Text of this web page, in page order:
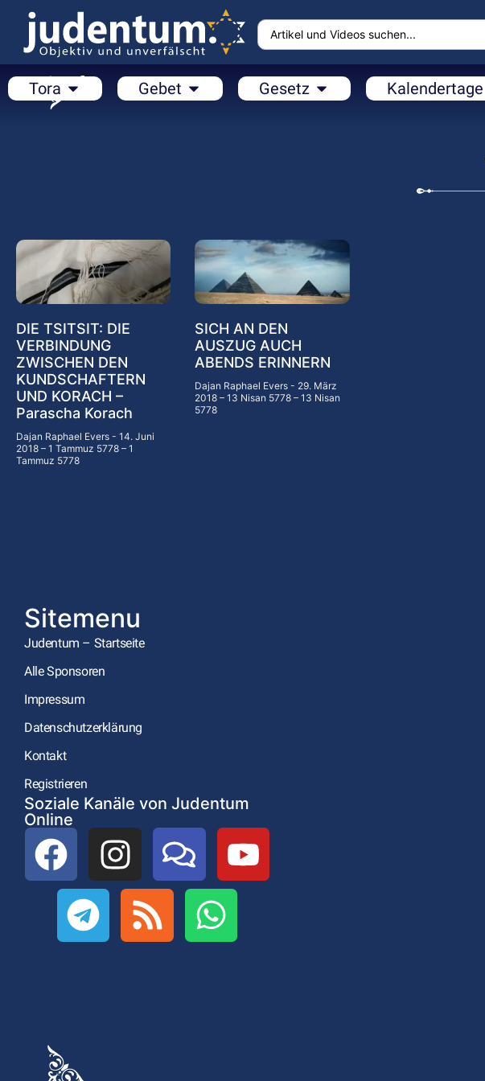
Tora Gebet Gesetz Kalendertage
DIE TSITSIT: DIE
VERBINDUNG
ZWISCHEN DEN
KUNDSCHAFTERN
UND KORACH –
Parascha Korach
Dajan Raphael Evers
14. Juni
2018 – 1 Tammuz 5778 – 1
Tammuz 5778
SICH AN DEN
AUSZUG AUCH
ABENDS ERINNERN
Dajan Raphael Evers
29. März
2018 – 13 Nisan 5778 – 13 Nisan
5778
Sitemenu
Judentum – Startseite
Alle Sponsoren
Impressum
Datenschutzerklärung
Kontakt
Registrieren
Soziale Kanäle von Judentum
Online